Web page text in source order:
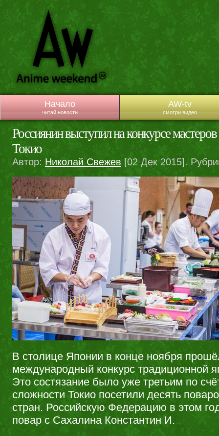
Начало
читай новости
AW-tv
смотри видео
Россиянин выступил на конкурсе
Токио
Автор: Николай Свежев [02 Дек 2015].
В столице Японии в конце ноября
международный конкурс традиционной
Это состязание было уже третьим по
сложности Токио посетили десять
стран. Российскую Федерацию в этом
повар с Сахалина Константин И.